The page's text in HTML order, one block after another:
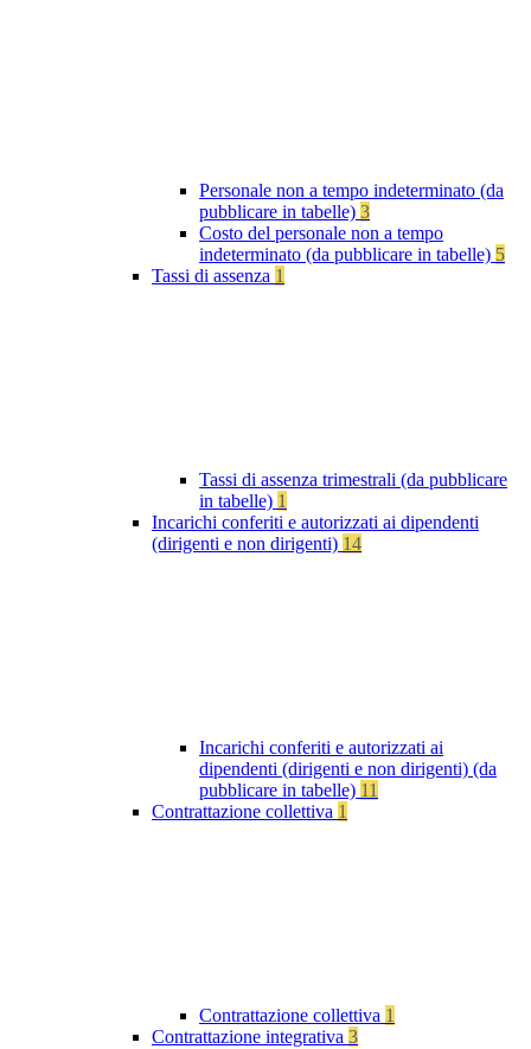
Personale non a tempo indeterminato (da
pubblicare in tabelle) 3
Costo del personale non a tempo
indeterminato (da pubblicare in tabelle) 5
Tassi di assenza 1
Tassi di assenza trimestrali (da pubblicare
in tabelle) 1
Incarichi conferiti e autorizzati ai dipendenti
(dirigenti e non dirigenti) 14
Incarichi conferiti e autorizzati ai
dipendenti (dirigenti e non dirigenti) (da
pubblicare in tabelle) 11
Contrattazione collettiva 1
Contrattazione collettiva 1
Contrattazione integrativa 3